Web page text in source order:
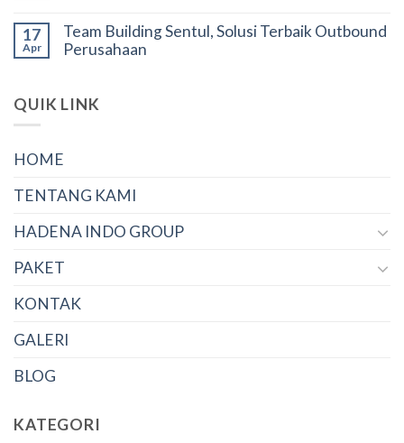
17
Apr
Team Building Sentul, Solusi Terbaik Outbound
Perusahaan
QUIK LINK
HOME
TENTANG KAMI
HADENA INDO GROUP
PAKET
KONTAK
GALERI
BLOG
KATEGORI